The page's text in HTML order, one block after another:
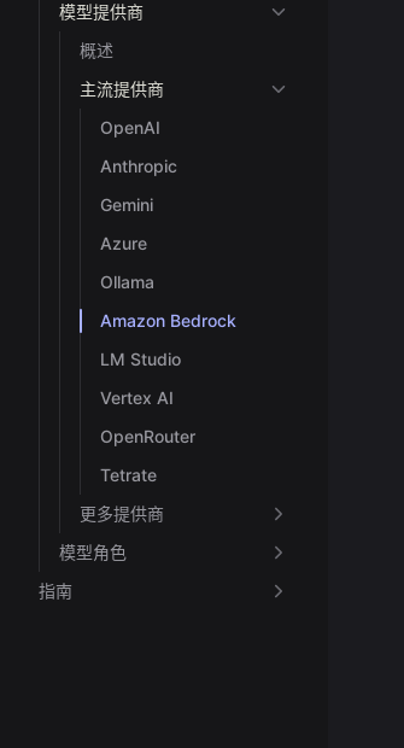
模型提供商
概述
主流提供商
OpenAI
Anthropic
Gemini
Azure
Ollama
Amazon Bedrock
LM Studio
Vertex AI
OpenRouter
Tetrate
更多提供商
模型角色
指南